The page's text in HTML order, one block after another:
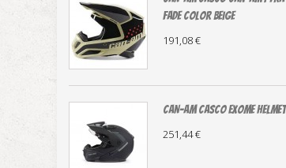
Fade color beige
191,08 €
CAN-AM CASCO EXOME HELMET
251,44 €